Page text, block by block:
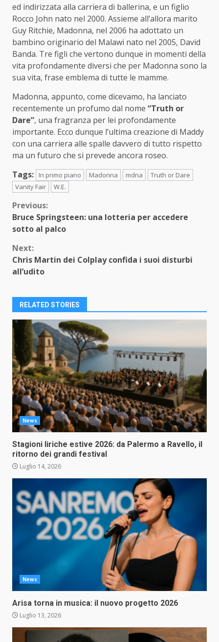
ed indirizzata alla carriera di ballerina, e un figlio
Rocco John nato nel 2000. Assieme all’allora marito
Guy Ritchie, Madonna, nel 2006 ha adottato un
bambino originario del Malawi nato nel 2005, David
Banda. Tre figli che vertono dunque in momenti della
vita profondamente diversi che per Madonna sono la
sua vita, frase emblema di tutte le mamme.
Madonna, appunto, come dicevamo, ha lanciato
recentemente un profumo dal nome “Truth or
Dare”, una fragranza per lei profondamente
importante. Ecco dunque l’ultima creazione di Maddy
con una carriera alle spalle davvero di tutto rispetto
ma un futuro che si prevede ancora roseo.
Tags:
In primo piano Madonna mdna
Truth or Dare
Vanity Fair
W.E.
Continue
Reading
Previous:
Bruce Springsteen: una lotteria per accedere
sotto al palco
Next:
Chris Martin dei Colplay confida i suoi disturbi
all’udito
RELATED STORIES
News
Stagioni liriche estive 2026: da Palermo a Ravello, il
ritorno dei grandi festival
Luglio 14, 2026
News
Arisa torna in musica: il nuovo progetto 2026
Luglio 13, 2026